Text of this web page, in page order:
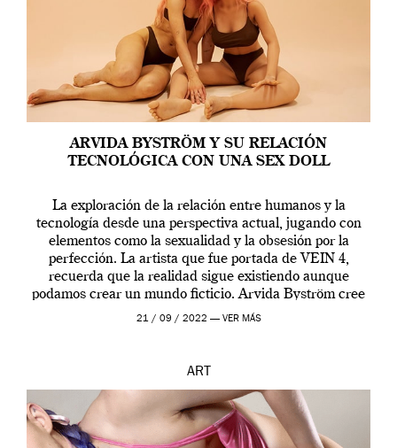
ARVIDA BYSTRÖM Y SU RELACIÓN
TECNOLÓGICA CON UNA SEX DOLL
La exploración de la relación entre humanos y la
tecnología desde una perspectiva actual, jugando con
elementos como la sexualidad y la obsesión por la
perfección. La artista que fue portada de VEIN 4,
recuerda que la realidad sigue existiendo aunque
podamos crear un mundo ficticio. Arvida Byström cree
que los humanos tienen un complejo […]
21 / 09 / 2022 — VER MÁS
ART